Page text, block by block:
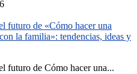
futuro de «Cómo hacer una
la familia»: tendencias, ideas y
futuro de Cómo hacer una...